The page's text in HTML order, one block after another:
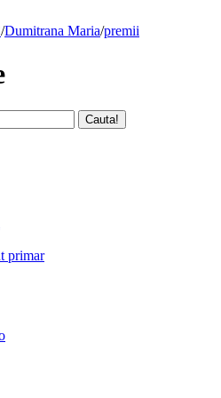
/Dumitrana Maria/premii
primar